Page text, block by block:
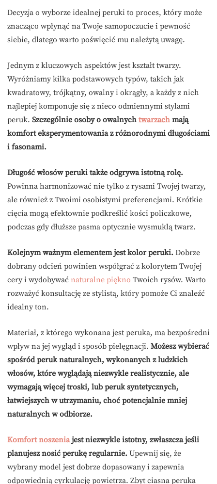
Decyzja o wyborze idealnej peruki to proces, który może
znacząco wpłynąć na Twoje samopoczucie i pewność
siebie, dlatego warto poświęcić mu należytą uwagę.
Jednym z kluczowych aspektów jest kształt twarzy.
Wyróżniamy kilka podstawowych typów, takich jak
kwadratowy, trójkątny, owalny i okrągły, a każdy z nich
najlepiej komponuje się z nieco odmiennymi stylami
peruk. Szczególnie osoby o owalnych twarzach mają
komfort eksperymentowania z różnorodnymi długościami
i fasonami.
Długość włosów peruki także odgrywa istotną rolę.
Powinna harmonizować nie tylko z rysami Twojej twarzy,
ale również z Twoimi osobistymi preferencjami. Krótkie
cięcia mogą efektownie podkreślić kości policzkowe,
podczas gdy dłuższe pasma optycznie wysmuklą twarz.
Kolejnym ważnym elementem jest kolor peruki. Dobrze
dobrany odcień powinien współgrać z kolorytem Twojej
cery i wydobywać naturalne piękno Twoich rysów. Warto
rozważyć konsultację ze stylistą, który pomoże Ci znaleźć
idealny ton.
Materiał, z którego wykonana jest peruka, ma bezpośredni
wpływ na jej wygląd i sposób pielęgnacji. Możesz wybierać
spośród peruk naturalnych, wykonanych z ludzkich
włosów, które wyglądają niezwykle realistycznie, ale
wymagają więcej troski, lub peruk syntetycznych,
łatwiejszych w utrzymaniu, choć potencjalnie mniej
naturalnych w odbiorze.
Komfort noszeniajest niezwykle istotny, zwłaszcza jeśli
planujesz nosić perukę regularnie. Upewnij się, że
wybrany model jest dobrze dopasowany i zapewnia
odpowiednią cyrkulację powietrza. Zbyt ciasna peruka